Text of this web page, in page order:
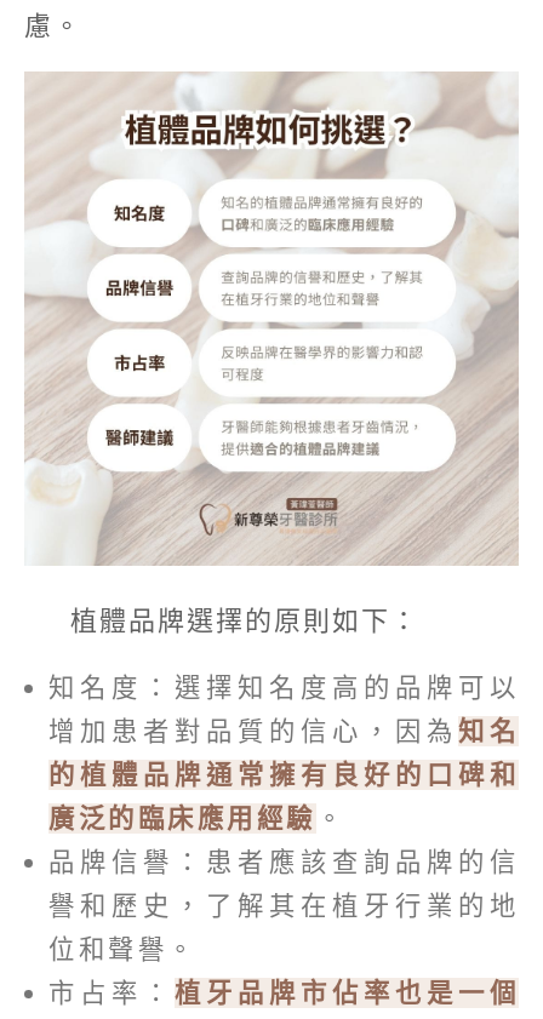
慮。
植體品牌選擇的原則如下：
知名度：選擇知名度高的品牌可以
增加患者對品質的信心，因為 知名
的植體品牌通常擁有良好的口碑和
廣泛的臨床應用經驗 。
品牌信譽：患者應該查詢品牌的信
譽和歷史，了解其在植牙行業的地
位和聲譽。
市占率： 植牙品牌市佔率也是一個